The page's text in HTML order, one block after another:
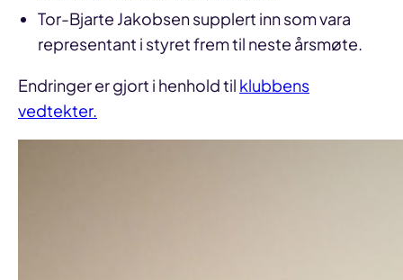
Tor-Bjarte Jakobsen supplert inn som vara
representant i styret frem til neste årsmøte.
Endringer er gjort i henhold til klubbens
vedtekter.